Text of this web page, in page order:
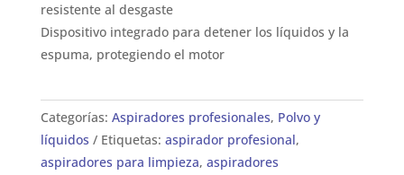
resistente al desgaste
Dispositivo integrado para detener los líquidos y la
espuma, protegiendo el motor
Categorías: Aspiradores profesionales, Polvo y
líquidos
Etiquetas: aspirador profesional,
aspiradores para limpieza, aspiradores